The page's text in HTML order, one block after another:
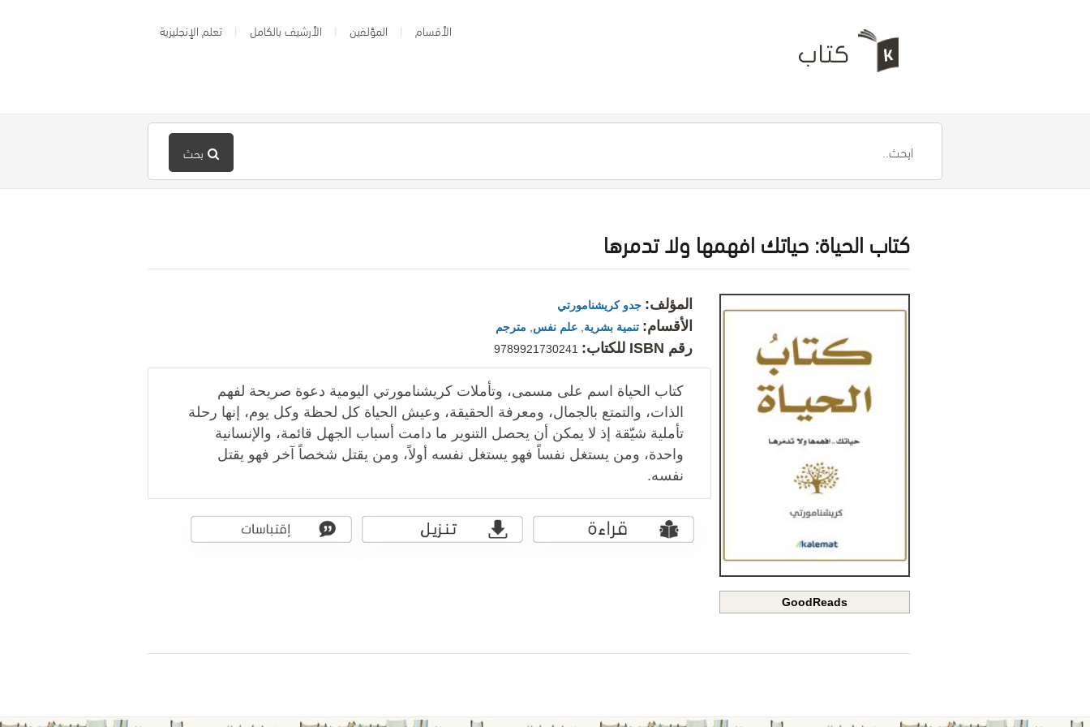
الأقسام المؤلفين الأرشيف بالكامل تعلم الإنجليزية
بحث
كتاب الحياة: حياتك افهمها ولا تدمرها
GoodReads
المؤلف: جدو كريشنامورتي
الأقسام: تنمية بشرية علم نفس مترجم
رقم ISBN للكتاب: 9789921730241
كتاب الحياة اسم على مسمى، وتأملات كريشنامورتي اليومية دعوة صريحة لفهم
الذات، والتمتع بالجمال، ومعرفة الحقيقة، وعيش الحياة كل لحظة وكل يوم، إنها رحلة
تأملية شيّقة إذ لا يمكن أن يحصل التنوير ما دامت أسباب الجهل قائمة، والإنسانية
واحدة، ومن يستغل نفساً فهو يستغل نفسه أولاً، ومن يقتل شخصاً آخر فهو يقتل
نفسه.